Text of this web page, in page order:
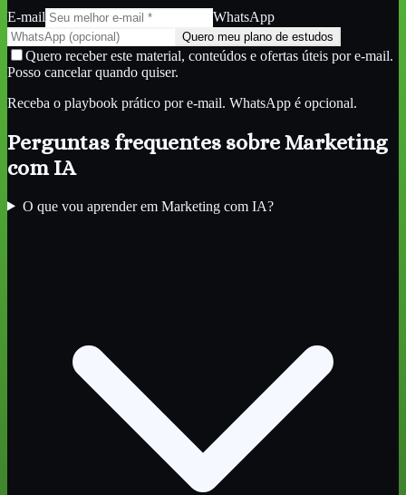
E-mail WhatsApp
Quero meu plano de estudos
Quero receber este material, conteúdos e ofertas úteis por e-mail.
Posso cancelar quando quiser.
Receba o playbook prático por e-mail. WhatsApp é opcional.
Perguntas frequentes sobreMarketing
com IA
O que vou aprender em Marketing com IA?